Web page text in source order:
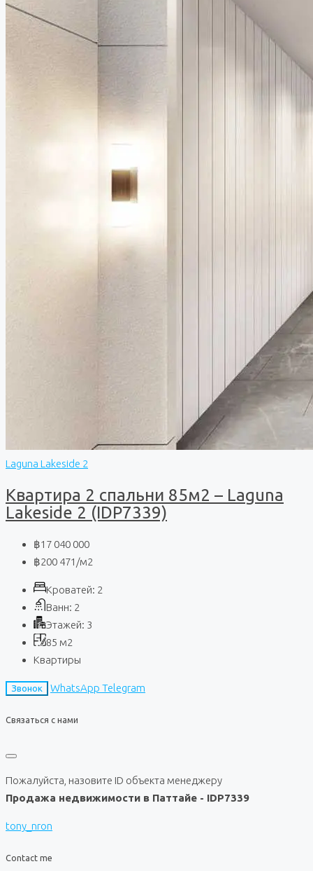
Laguna Lakeside 2
Квартира 2 спальни 85м2 – Laguna
Lakeside 2 (IDP7339)
฿17 040 000
฿200 471 /м2
Кроватей: 2
Ванн: 2
Этажей: 3
85 м2
Квартиры
Звонок WhatsApp Telegram
Связаться с нами
Пожалуйста, назовите ID объекта менеджеру
Продажа недвижимости в Паттайе - IDP7339
tony_nron
Contact me